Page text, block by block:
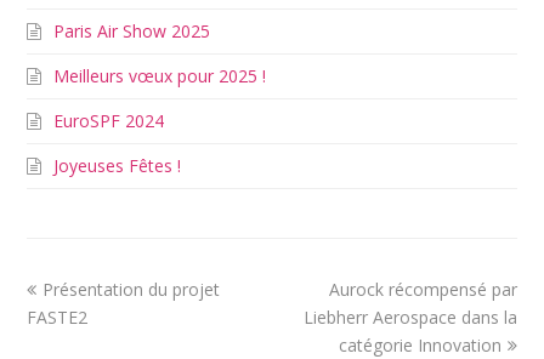
Paris Air Show 2025
Meilleurs vœux pour 2025 !
EuroSPF 2024
Joyeuses Fêtes !
Présentation du projet
FASTE2
Aurock récompensé par
Liebherr Aerospace dans la
catégorie Innovation